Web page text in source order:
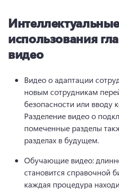
использования
видео
Видео о адаптации
новым сотрудникам
Разделение видео о
помеченные разделы
разделах в будущем.
Обучающие видео:
становится справочной